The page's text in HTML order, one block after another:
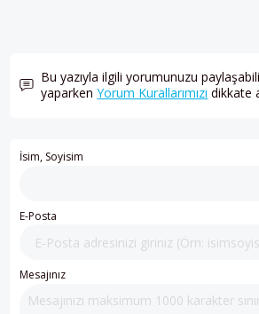
Bu yazıyla ilgili yorumunuzu
yaparkenYorum Kurallarımızı dikkate
İsim, Soyisim
E-Posta
Mesajınız